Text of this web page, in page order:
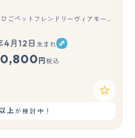
もっと見る
ひごペットフレンドリーヴィアモール アピタ江南西店
月12日 生まれ
円 税込
上が検討中！